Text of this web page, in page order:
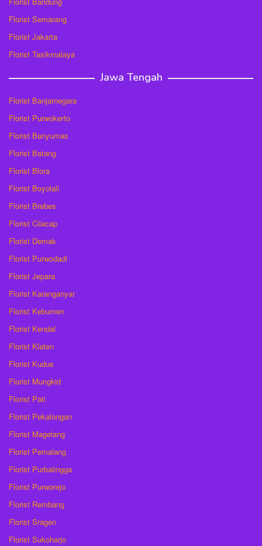
Florist Semarang
Florist Jakarta
Florist Tasikmalaya
Jawa Tengah
Florist Banjarnegara
Florist Purwokerto
Florist Banyumas
Florist Batang
Florist Blora
Florist Boyolali
Florist Brebes
Florist Cilacap
Florist Demak
Florist Purwodadi
Florist Jepara
Florist Karanganyar
Florist Kebumen
Florist Kendal
Florist Klaten
Florist Kudus
Florist Mungkid
Florist Pati
Florist Pekalongan
Florist Magelang
Florist Pemalang
Florist Purbalingga
Florist Purworejo
Florist Rembang
Florist Sragen
Florist Sukoharjo